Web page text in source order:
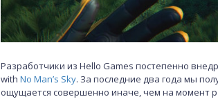
Разработчики из Hello Games постепенно
with No Man’s Sky. За последние два года мы
ощущается совершенно иначе, чем на момент